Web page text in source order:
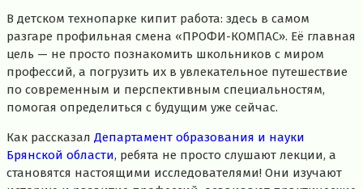
В детском технопарке кипит работа: здесь в самом
разгаре профильная смена «ПРОФИ-КОМПАС». Её главная
цель — не просто познакомить школьников с миром
профессий, а погрузить их в увлекательное путешествие
по современным и перспективным специальностям,
помогая определиться с будущим уже сейчас.
Как рассказал Департамент образования и науки
Брянской области, ребята не просто слушают лекции, а
становятся настоящими исследователями! Они изучают